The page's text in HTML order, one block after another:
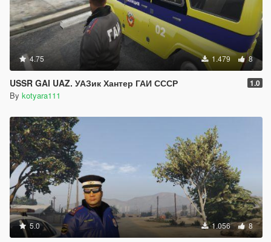
4.75 1.479 8
USSR GAI UAZ. УАЗик Хантер ГАИ СССР 1.0
By kotyara111
5.0 1.056 8